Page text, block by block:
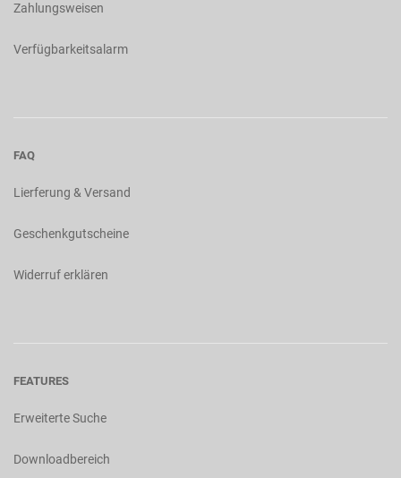
Zahlungsweisen
Verfügbarkeitsalarm
FAQ
Lierferung & Versand
Geschenkgutscheine
Widerruf erklären
FEATURES
Erweiterte Suche
Downloadbereich